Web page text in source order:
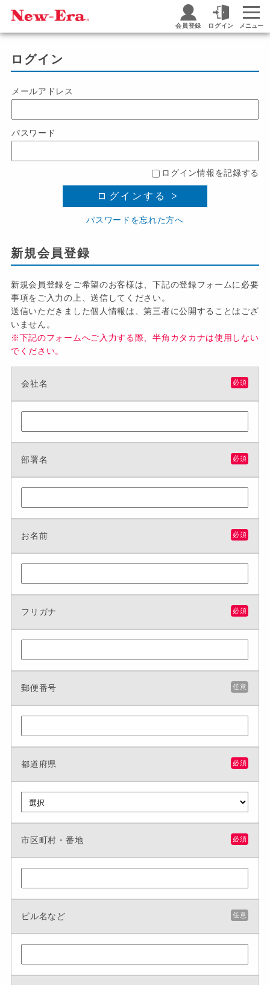
会員登録 ログイン メニュー
ログイン
メールアドレス
パスワード
ログイン情報を記録する
ログインする
パスワードを忘れた方へ
新規会員登録
新規会員登録をご希望のお客様は、下記の登録フォームに必要
事項をご入力の上、送信してください。
送信いただきました個人情報は、第三者に公開することはござ
いません。
※下記のフォームへご入力する際、半角カタカナは使用しない
でください。
会社名 必須
部署名 必須
お名前 必須
フリガナ 必須
郵便番号 任意
都道府県 必須
市区町村・番地 必須
ビル名など 任意